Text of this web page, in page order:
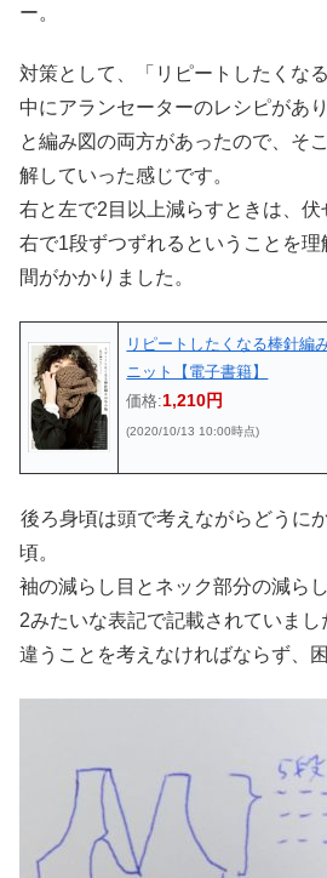
ー。
対策として、「リピートしたくな
中にアランセーターのレシピがあ
と編み図の両方があったので、そ
解していった感じです。
右と左で2目以上減らすときは、
右で1段ずつずれるということを
間がかかりました。
リピートしたくなる棒針
ニット【電子書籍】
価格:1,210円
(2020/10/13 10:00時点)
後ろ身頃は頭で考えながらどうに
頃。
袖の減らし目とネック部分の減ら
2みたいな表記で記載されていま
違うことを考えなければならず、困